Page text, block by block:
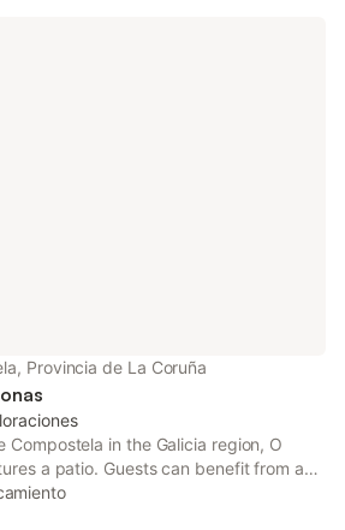
Provincia de La Coruña
Compostela in the Galicia region, O
a patio. Guests can benefit from a
playground. The villa also provides free
and facilities for disabled guests.